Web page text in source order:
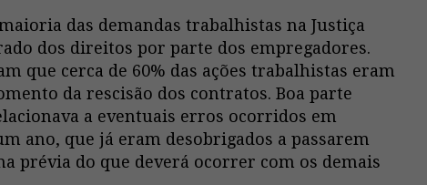
das demandas trabalhistas na Justiça
dos direitos por parte dos empregadores.
que cerca de 60% das ações trabalhistas eram
da rescisão dos contratos. Boa parte
a eventuais erros ocorridos em
ano, que já eram desobrigados a passarem
prévia do que deverá ocorrer com os demais